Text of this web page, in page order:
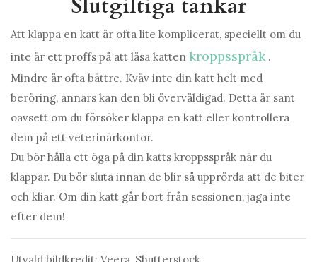
Slutgiltiga tankar
Att klappa en katt är ofta lite komplicerat, speciellt om du
inte är ett proffs på att läsa katten kroppsspråk .
Mindre är ofta bättre. Kväv inte din katt helt med
beröring, annars kan den bli överväldigad. Detta är sant
oavsett om du försöker klappa en katt eller kontrollera
dem på ett veterinärkontor.
Du bör hålla ett öga på din katts kroppsspråk när du
klappar. Du bör sluta innan de blir så upprörda att de biter
och kliar. Om din katt går bort från sessionen, jaga inte
efter dem!